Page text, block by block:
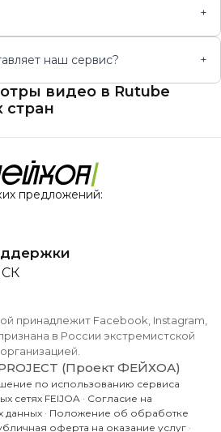
видео в Rutube
стран
+
наш сервис? +
предложений:
принадлежит Facebook, Instagram,
в России экстремистской
организацией.
(Проект ФЕЙХОА)
по использованию сервиса
сетях FEIJOA · Согласие на
данных · Положение об обработке
оферта на оказание услуг ·